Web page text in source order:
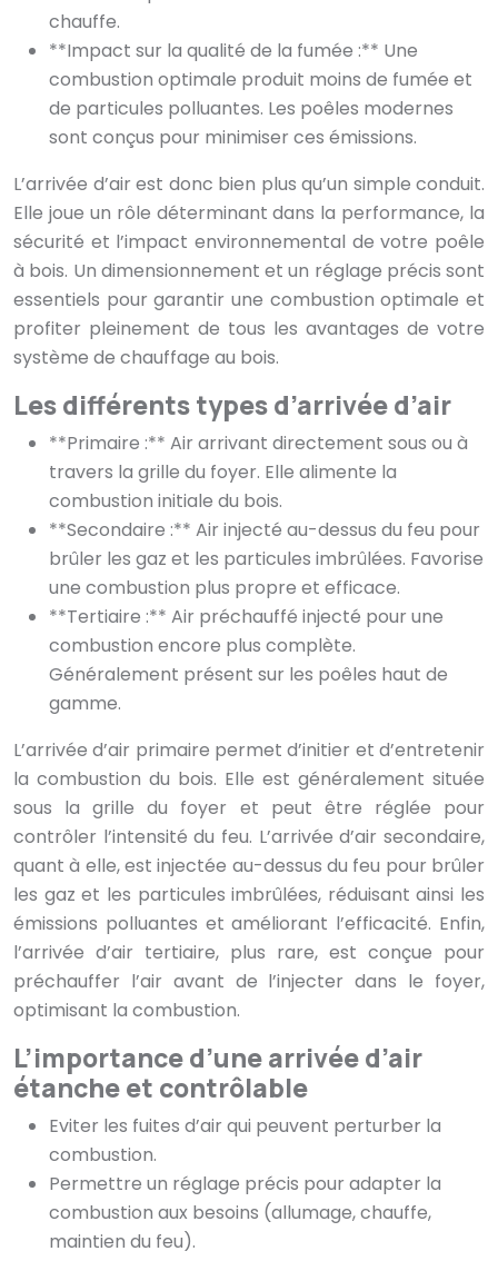
chauffe.
**Impact sur la qualité de la fumée :** Une
combustion optimale produit moins de fumée et
de particules polluantes. Les poêles modernes
sont conçus pour minimiser ces émissions.
L’arrivée d’air est donc bien plus qu’un simple conduit.
Elle joue un rôle déterminant dans la performance, la
sécurité et l’impact environnemental de votre poêle
à bois. Un dimensionnement et un réglage précis sont
essentiels pour garantir une combustion optimale et
profiter pleinement de tous les avantages de votre
système de chauffage au bois.
Les différents types d’arrivée d’air
**Primaire :** Air arrivant directement sous ou à
travers la grille du foyer. Elle alimente la
combustion initiale du bois.
**Secondaire :** Air injecté au-dessus du feu pour
brûler les gaz et les particules imbrûlées. Favorise
une combustion plus propre et efficace.
**Tertiaire :** Air préchauffé injecté pour une
combustion encore plus complète.
Généralement présent sur les poêles haut de
gamme.
L’arrivée d’air primaire permet d’initier et d’entretenir
la combustion du bois. Elle est généralement située
sous la grille du foyer et peut être réglée pour
contrôler l’intensité du feu. L’arrivée d’air secondaire,
quant à elle, est injectée au-dessus du feu pour brûler
les gaz et les particules imbrûlées, réduisant ainsi les
émissions polluantes et améliorant l’efficacité. Enfin,
l’arrivée d’air tertiaire, plus rare, est conçue pour
préchauffer l’air avant de l’injecter dans le foyer,
optimisant la combustion.
L’importance d’une arrivée d’air
étanche et contrôlable
Eviter les fuites d’air qui peuvent perturber la
combustion.
Permettre un réglage précis pour adapter la
combustion aux besoins (allumage, chauffe,
maintien du feu).